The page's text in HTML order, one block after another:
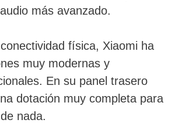
más avanzado.
física, Xiaomi ha
muy modernas y
En su panel trasero
dotación muy completa para
nada.